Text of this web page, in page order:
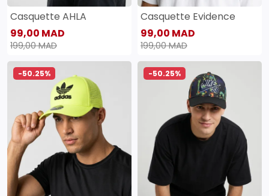
Casquette AHLA
99,00 MAD
199,00 MAD
Casquette Evidence
99,00 MAD
199,00 MAD
-50.25% -50.25%